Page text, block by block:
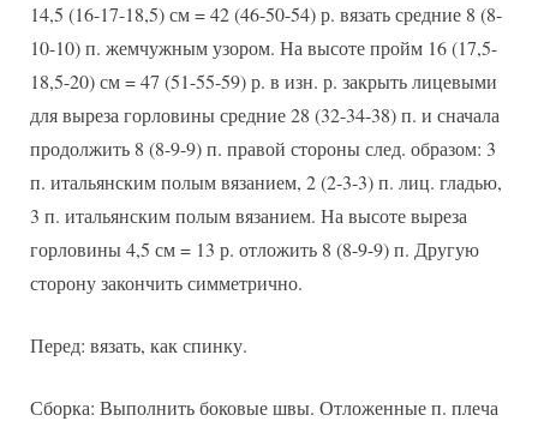
14,5 (16-17-18,5) см = 42 (46-50-54) р. вязать средние 8 (8-
10-10) п. жемчужным узором. На высоте пройм 16 (17,5-
18,5-20) см = 47 (51-55-59) р. в изн. р. закрыть лицевыми
для выреза горловины средние 28 (32-34-38) п. и сначала
продолжить 8 (8-9-9) п. правой стороны след. образом: 3
п. итальянским полым вязанием, 2 (2-3-3) п. лиц. гладью,
3 п. итальянским полым вязанием. На высоте выреза
горловины 4,5 см = 13 р. отложить 8 (8-9-9) п. Другую
сторону закончить симметрично.
Перед: вязать, как спинку.
Сборка: Выполнить боковые швы. Отложенные п. плеча